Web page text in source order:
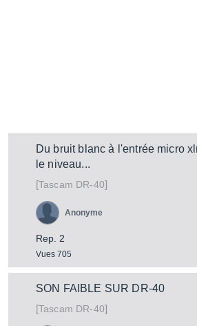
Du bruit blanc à l'entrée micro
le niveau...
[Tascam DR-40]
Rep. 2
Vues 705
Anonyme
SON FAIBLE SUR DR-40
[Tascam DR-40]